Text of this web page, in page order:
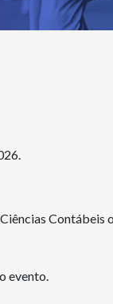
Contábeis
evento.